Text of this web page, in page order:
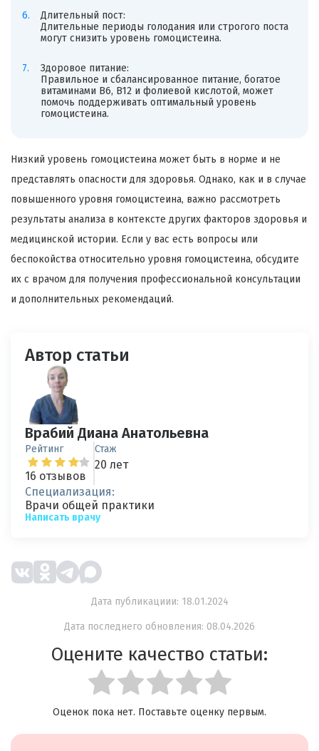
Длительный пост:
Длительные периоды голодания или строгого поста
могут снизить уровень гомоцистеина.
Здоровое питание:
Правильное и сбалансированное питание, богатое
витаминами B6, B12 и фолиевой кислотой, может
помочь поддерживать оптимальный уровень
гомоцистеина.
Низкий уровень гомоцистеина может быть в норме и не
представлять опасности для здоровья. Однако, как и в случае
повышенного уровня гомоцистеина, важно рассмотреть
результаты анализа в контексте других факторов здоровья и
медицинской истории. Если у вас есть вопросы или
беспокойства относительно уровня гомоцистеина, обсудите
их с врачом для получения профессиональной консультации
и дополнительных рекомендаций.
Автор статьи
Врабий Диана Анатольевна
Рейтинг
16 отзывов
Стаж
20 лет
Специализация:
Врачи общей практики
Написать врачу
Дата публикациии: 18.01.2024
Дата последнего обновления: 08.04.2026
Оцените качество статьи:
Оценок пока нет. Поставьте оценку первым.